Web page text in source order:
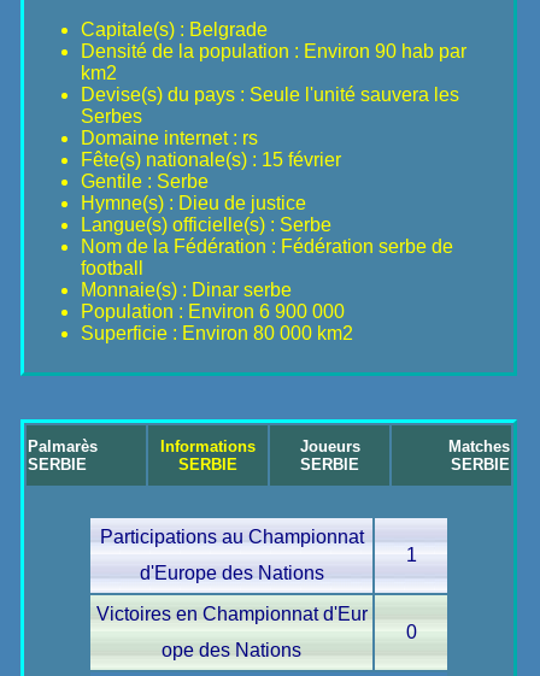
Capitale(s) : Belgrade
Densité de la population : Environ 90 hab par
km2
Devise(s) du pays : Seule l'unité sauvera les
Serbes
Domaine internet : rs
Fête(s) nationale(s) : 15 février
Gentile : Serbe
Hymne(s) : Dieu de justice
Langue(s) officielle(s) : Serbe
Nom de la Fédération : Fédération serbe de
football
Monnaie(s) : Dinar serbe
Population : Environ 6 900 000
Superficie : Environ 80 000 km2
Palmarès
SERBIE
Informations
SERBIE
Joueurs
SERBIE
Matches
SERBIE
Participations au Championnat
d'Europe des Nations
1
Victoires en Championnat d'Eur
ope des Nations
0